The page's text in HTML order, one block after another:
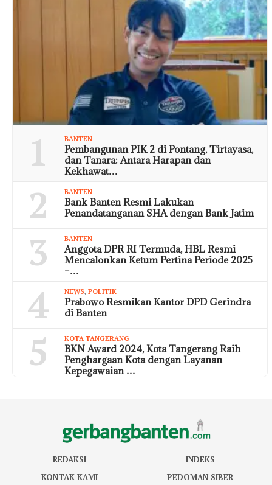
1 BANTEN
Pembangunan PIK 2 di Pontang, Tirtayasa,
dan Tanara: Antara Harapan dan
Kekhawat…
2 BANTEN
Bank Banten Resmi Lakukan
Penandatanganan SHA dengan Bank Jatim
3 BANTEN
Anggota DPR RI Termuda, HBL Resmi
Mencalonkan Ketum Pertina Periode 2025
–…
4 NEWS, POLITIK
Prabowo Resmikan Kantor DPD Gerindra
di Banten
5 KOTA TANGERANG
BKN Award 2024, Kota Tangerang Raih
Penghargaan Kota dengan Layanan
Kepegawaian …
REDAKSI
INDEKS
KONTAK KAMI
PEDOMAN SIBER